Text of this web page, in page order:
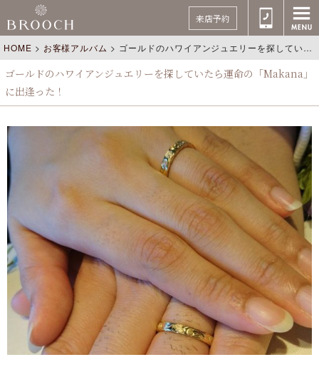
来店予約
HOME > お客様アルバム > ゴールドのハワイアンジュエリーを探していたら運命の「Makana」に出逢った！
ゴールドのハワイアンジュエリーを探していたら運命の「Makana」
に出逢った！